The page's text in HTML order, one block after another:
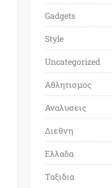
Gadgets
Style
Uncategorized
Αθλητισμος
Αναλυσεις
Διεθνη
Ελλαδα
Ταξιδια